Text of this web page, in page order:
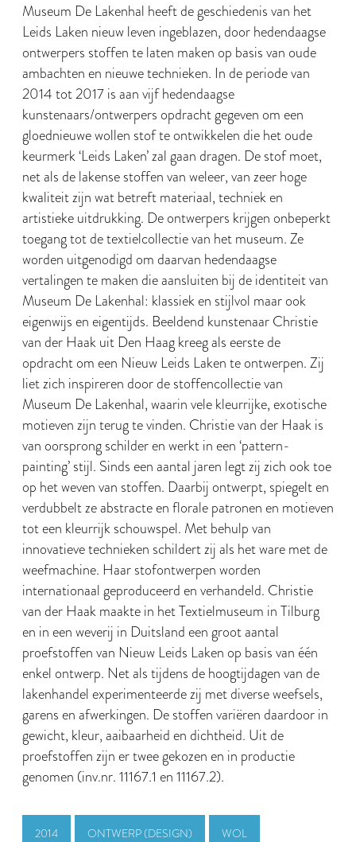
Museum De Lakenhal heeft de geschiedenis van het
Leids Laken nieuw leven ingeblazen, door hedendaagse
ontwerpers stoffen te laten maken op basis van oude
ambachten en nieuwe technieken. In de periode van
2014 tot 2017 is aan vijf hedendaagse
kunstenaars/ontwerpers opdracht gegeven om een
gloednieuwe wollen stof te ontwikkelen die het oude
keurmerk ‘Leids Laken’ zal gaan dragen. De stof moet,
net als de lakense stoffen van weleer, van zeer hoge
kwaliteit zijn wat betreft materiaal, techniek en
artistieke uitdrukking. De ontwerpers krijgen onbeperkt
toegang tot de textielcollectie van het museum. Ze
worden uitgenodigd om daarvan hedendaagse
vertalingen te maken die aansluiten bij de identiteit van
Museum De Lakenhal: klassiek en stijlvol maar ook
eigenwijs en eigentijds. Beeldend kunstenaar Christie
van der Haak uit Den Haag kreeg als eerste de
opdracht om een Nieuw Leids Laken te ontwerpen. Zij
liet zich inspireren door de stoffencollectie van
Museum De Lakenhal, waarin vele kleurrijke, exotische
motieven zijn terug te vinden. Christie van der Haak is
van oorsprong schilder en werkt in een ‘pattern-
painting’ stijl. Sinds een aantal jaren legt zij zich ook toe
op het weven van stoffen. Daarbij ontwerpt, spiegelt en
verdubbelt ze abstracte en florale patronen en motieven
tot een kleurrijk schouwspel. Met behulp van
innovatieve technieken schildert zij als het ware met de
weefmachine. Haar stofontwerpen worden
internationaal geproduceerd en verhandeld. Christie
van der Haak maakte in het Textielmuseum in Tilburg
en in een weverij in Duitsland een groot aantal
proefstoffen van Nieuw Leids Laken op basis van één
enkel ontwerp. Net als tijdens de hoogtijdagen van de
lakenhandel experimenteerde zij met diverse weefsels,
garens en afwerkingen. De stoffen variëren daardoor in
gewicht, kleur, aaibaarheid en dichtheid. Uit de
proefstoffen zijn er twee gekozen en in productie
genomen (inv.nr. 11167.1 en 11167.2).
2014 ONTWERP (DESIGN) WOL